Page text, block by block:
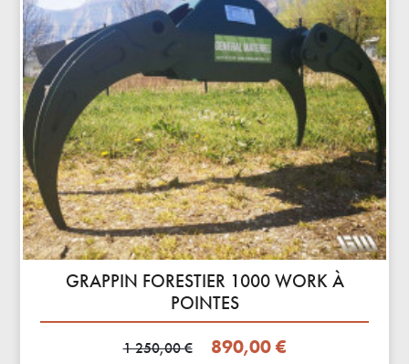
GRAPPIN FORESTIER 1000 WORK À
POINTES
Prix de base
1 250,00 € Prix890,00 €